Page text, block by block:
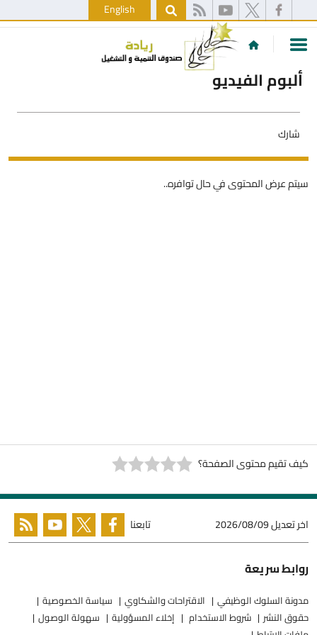
English
ألبوم الفيديو
شارك
سيتم عرض المحتوى في حال توافره..
كيف تقيم محتوى الصفحة؟
اخر تعديل2026/08/09 تابعنا
روابط سريعة
مدونة السلوك الوظيفي الاقتراحات والشكاوي
سياسة الخصوصية
حقوق النشر
شروط الاستخدام إخلاء المسؤولية
سهولة الوصول